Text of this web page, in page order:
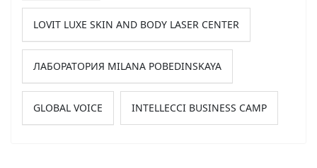
LOVIT LUXE SKIN AND BODY LASER CENTER
ЛАБОРАТОРИЯ MILANA POBEDINSKAYA
GLOBAL VOICE INTELLECCI BUSINESS CAMP